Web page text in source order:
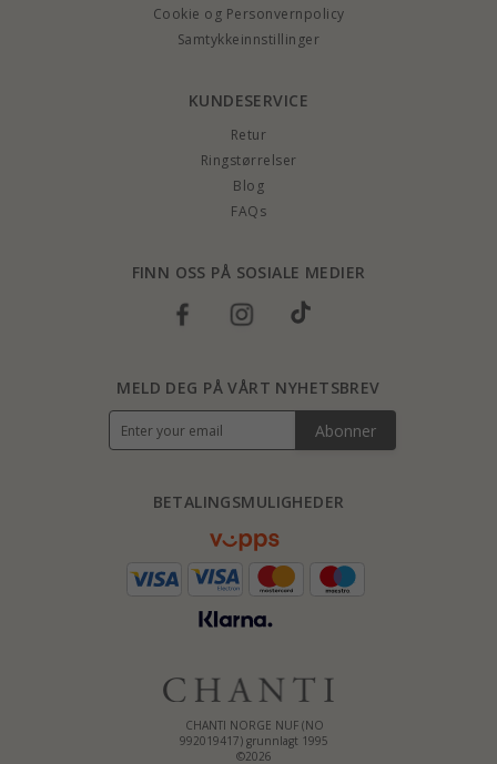
Cookie og Personvernpolicy
Samtykkeinnstillinger
KUNDESERVICE
Retur
Ringstørrelser
Blog
FAQs
FINN OSS PÅ SOSIALE MEDIER
CHANTI NORGE NUF (NO
992019417) grunnlagt 1995
©2026
BETALINGSMULIGHEDER
MELD DEG PÅ VÅRT NYHETSBREV
Abonner